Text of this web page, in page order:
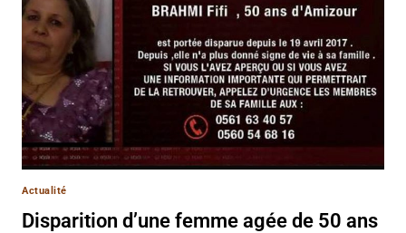
Actualité
Disparition d’une femme agée de 50 ans